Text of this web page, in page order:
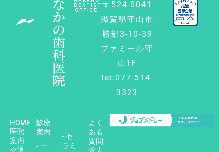
な
か
の
歯
科
医
院
DENTIST’S
OFFICE
〒524-0041
滋賀県守山市
勝部3-10-39
ファミール守
山1F
tel:077-514-
3323
HOME
医院
案内
交通
診療
案内
- 一
- セ
ラミ
よく
ある
質問